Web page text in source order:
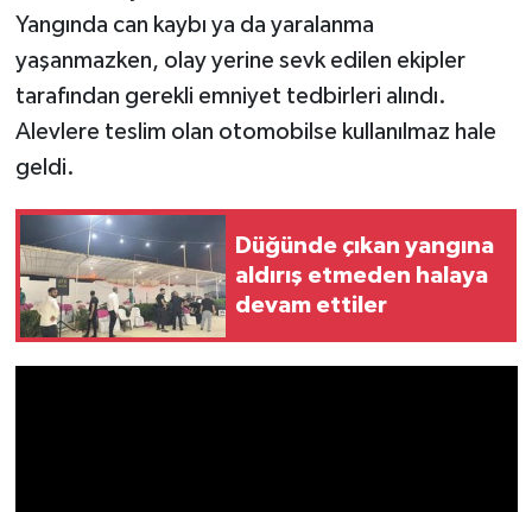
Yangında can kaybı ya da yaralanma
yaşanmazken, olay yerine sevk edilen ekipler
tarafından gerekli emniyet tedbirleri alındı.
Alevlere teslim olan otomobilse kullanılmaz hale
geldi.
Düğünde çıkan yangına
aldırış etmeden halaya
devam ettiler